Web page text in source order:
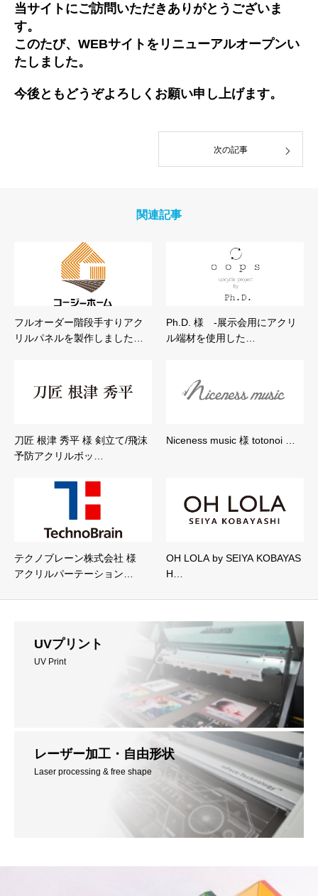
当サイトにご訪問いただきありがとうございま
す。
このたび、WEBサイトをリニューアルオープンい
たしました。
今後ともどうぞよろしくお願い申し上げます。
次の記事
関連記事
フルオーダー階段手すりアク
リルパネルを製作しました…
Ph.D. 様 -展示会用にアクリ
ル端材を使用した…
刀匠 根津 秀平 様 剣立て/飛沫
予防アクリルボッ…
Niceness music 様 totonoi …
テクノブレーン株式会社 様
アクリルパーテーション…
OH LOLA by SEIYA KOBAYAS
H…
UVプリント
UV Print
レーザー加工・自由形状
Laser processing & free shape